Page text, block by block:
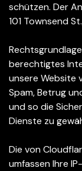
schützen. Der
101 Townsend
berechtigtes
unsere Website
Spam, Betrug
und so die
Dienste zu
Die von
umfassen Ihre